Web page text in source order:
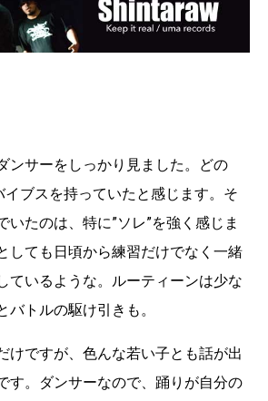
ンサーをしっかり見ました。どの
イブスを持っていたと感じます。そ
いたのは、特に”ソレ”を強く感じま
しても日頃から練習だけでなく一緒
ているような。ルーティーンは少な
バトルの駆け引きも。
けですが、色んな若い子とも話が出
す。ダンサーなので、踊りが自分の